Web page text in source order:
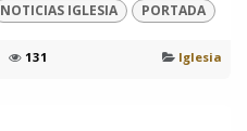
NOTICIAS IGLESIA PORTADA
131 Iglesia